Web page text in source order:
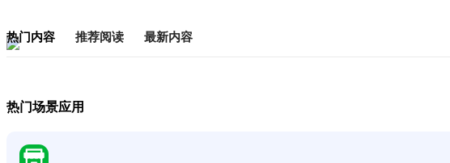
热门内容 推荐阅读 最新内容
热门场景应用